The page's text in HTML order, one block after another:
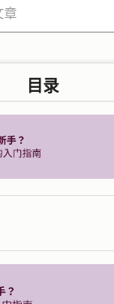
目录